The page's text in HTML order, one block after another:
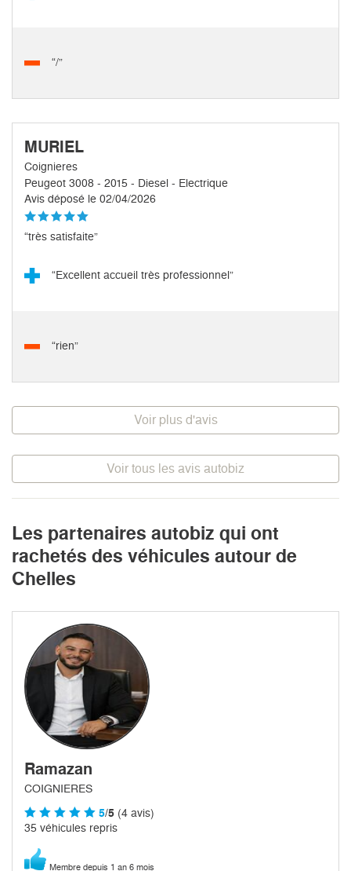
“/”
MURIEL
Coignieres
Peugeot 3008 - 2015 - Diesel - Electrique
Avis déposé le 02/04/2026
“très satisfaite”
“Excellent accueil très professionnel”
“rien”
Voir plus d'avis
Voir tous les avis autobiz
Les partenaires autobiz qui ont
rachetés des véhicules autour de
Chelles
Ramazan
COIGNIERES
5/5 (4 avis)
35 véhicules repris
Membre depuis 1 an 6 mois